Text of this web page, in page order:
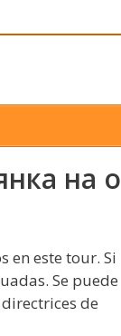
на о
en este tour. Si
Se puede
de